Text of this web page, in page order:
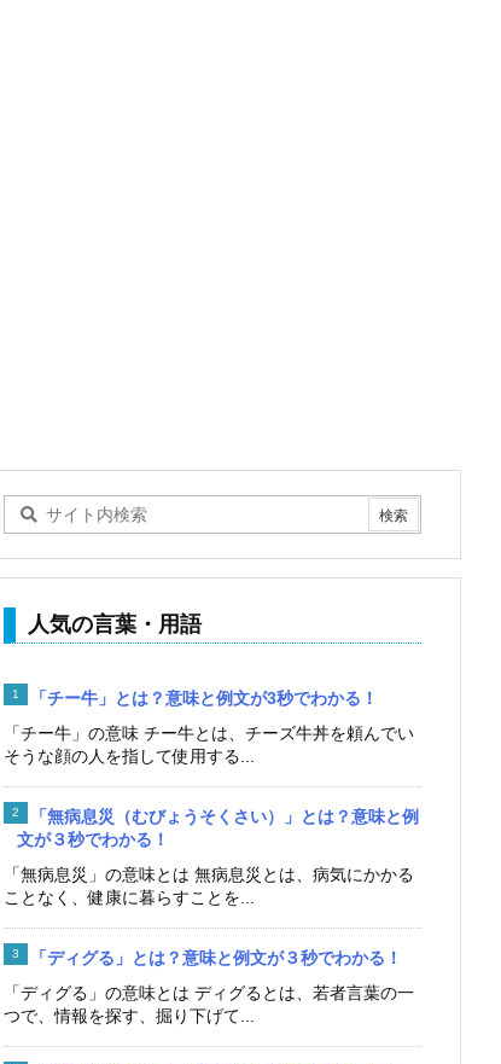
人気の言葉・用語
「チー牛」とは？意味と例文が3秒でわかる！
「チー牛」の意味 チー牛とは、チーズ牛丼を頼んでい
そうな顔の人を指して使用する...
「無病息災（むびょうそくさい）」とは？意味と例
文が３秒でわかる！
「無病息災」の意味とは 無病息災とは、病気にかかる
ことなく、健康に暮らすことを...
「ディグる」とは？意味と例文が３秒でわかる！
「ディグる」の意味とは ディグるとは、若者言葉の一
つで、情報を探す、掘り下げて...